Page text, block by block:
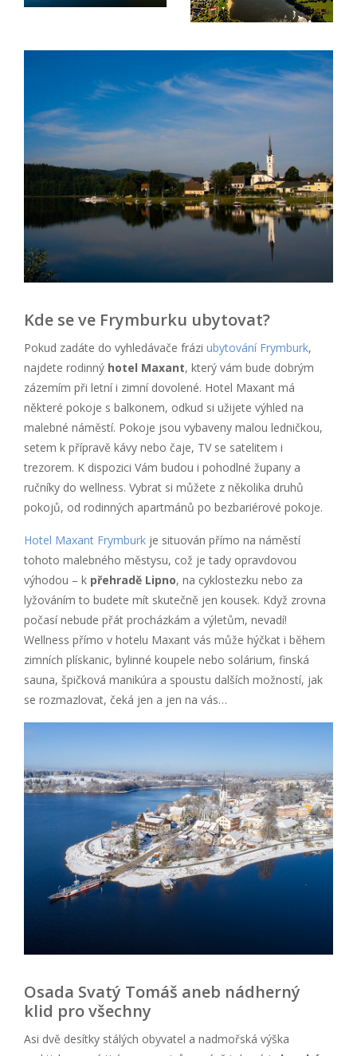
Kde se ve Frymburku ubytovat?
Pokud zadáte do vyhledávače frázi ubytování Frymburk,
najdete rodinný hotel Maxant, který vám bude dobrým
zázemím při letní i zimní dovolené. Hotel Maxant má
některé pokoje s balkonem, odkud si užijete výhled na
malebné náměstí. Pokoje jsou vybaveny malou ledničkou,
setem k přípravě kávy nebo čaje, TV se satelitem i
trezorem. K dispozici Vám budou i pohodlné župany a
ručníky do wellness. Vybrat si můžete z několika druhů
pokojů, od rodinných apartmánů po bezbariérové pokoje.
Hotel Maxant Frymburk je situován přímo na náměstí
tohoto malebného městysu, což je tady opravdovou
výhodou – k přehradě Lipno, na cyklostezku nebo za
lyžováním to budete mít skutečně jen kousek. Když zrovna
počasí nebude přát procházkám a výletům, nevadí!
Wellness přímo v hotelu Maxant vás může hýčkat i během
zimních plískanic, bylinné koupele nebo solárium, finská
sauna, špičková manikúra a spoustu dalších možností, jak
se rozmazlovat, čeká jen a jen na vás…
Osada Svatý Tomáš aneb nádherný
klid pro všechny
Asi dvě desítky stálých obyvatel a nadmořská výška